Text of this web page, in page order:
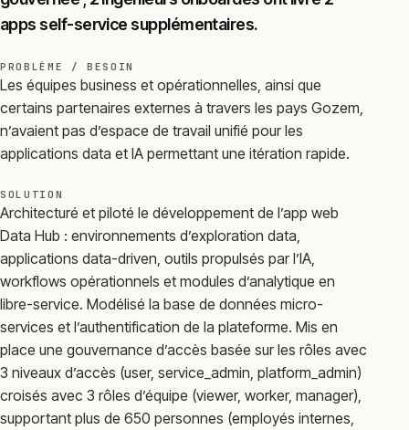
apps self-service supplémentaires.
PROBLÈME / BESOIN
Les équipes business et opérationnelles, ainsi que
certains partenaires externes à travers les pays Gozem,
n’avaient pas d’espace de travail unifié pour les
applications data et IA permettant une itération rapide.
SOLUTION
Architecturé et piloté le développement de l’app web
Data Hub : environnements d’exploration data,
applications data-driven, outils propulsés par l’IA,
workflows opérationnels et modules d’analytique en
libre-service. Modélisé la base de données micro-
services et l’authentification de la plateforme. Mis en
place une gouvernance d’accès basée sur les rôles avec
3 niveaux d’accès (user, service_admin, platform_admin)
croisés avec 3 rôles d’équipe (viewer, worker, manager),
supportant plus de 650 personnes (employés internes,